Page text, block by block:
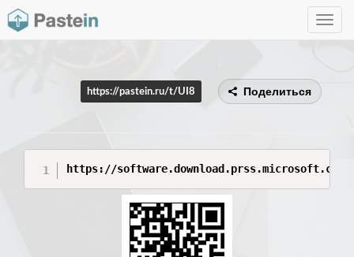
Toggle
https://pastein.ru/t/UI8 Поделиться
https://software.download.prss.microsoft.com/dbazure/